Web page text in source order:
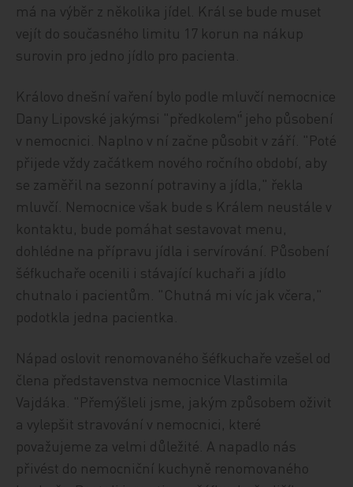
má na výběr z několika jídel. Král se bude muset
vejít do současného limitu 17 korun na nákup
surovin pro jedno jídlo pro pacienta.
Královo dnešní vaření bylo podle mluvčí nemocnice
Dany Lipovské jakýmsi "předkolem"́ jeho působení
v nemocnici. Naplno v ní začne působit v září. "Poté
přijede vždy začátkem nového ročního období, aby
se zaměřil na sezonní potraviny a jídla," řekla
mluvčí. Nemocnice však bude s Králem neustále v
kontaktu, bude pomáhat sestavovat menu,
dohlédne na přípravu jídla i servírování. Působení
šéfkuchaře ocenili i stávající kuchaři a jídlo
chutnalo i pacientům. "Chutná mi víc jak včera,"
podotkla jedna pacientka.
Nápad oslovit renomovaného šéfkuchaře vzešel od
člena představenstva nemocnice Vlastimila
Vajdáka. "Přemýšleli jsme, jakým způsobem oživit
a vylepšit stravování v nemocnici, které
považujeme za velmi důležité. A napadlo nás
přivést do nemocniční kuchyně renomovaného